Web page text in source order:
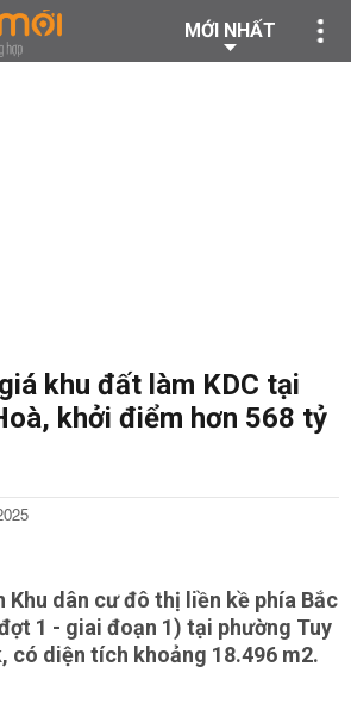
MỚI NHẤT
khu đất làm KDC tại
khởi điểm hơn 568 tỷ
Khu dân cư đô thị liền kề phía Bắc
1 - giai đoạn 1) tại phường Tuy
có diện tích khoảng 18.496 m2.